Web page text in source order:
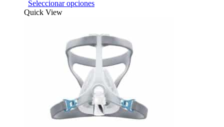
Seleccionar opciones
Quick View